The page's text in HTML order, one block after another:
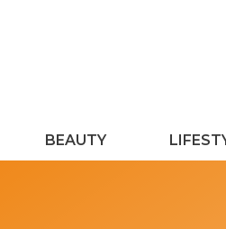
BEAUTY